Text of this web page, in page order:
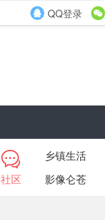
QQ登录
社区
乡镇生活
影像仑苍